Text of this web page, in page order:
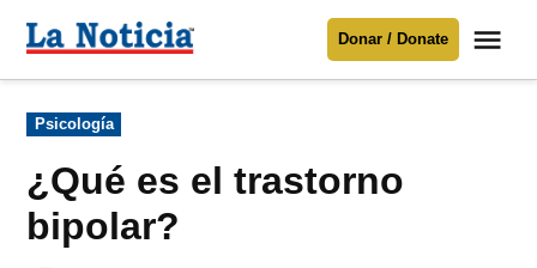
Para mantenerte informado necesitamos
contenido
Noticia
Donar / Donate
Publicado
en
Psicología
¿Qué es el trastorno
bipolar?